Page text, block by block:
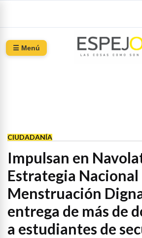
☰ Menú
CIUDADANÍA
Impulsan en
Estrategia Nacional
Menstruación
entrega de más de
a estudiantes de